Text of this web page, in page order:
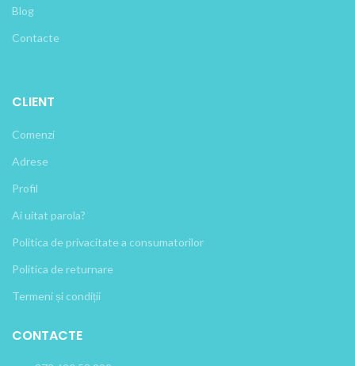
Blog
Contacte
CLIENT
Comenzi
Adrese
Profil
Ai uitat parola?
Politica de privacitate a consumatorilor
Politica de returnare
Termeni și condiții
CONTACTE